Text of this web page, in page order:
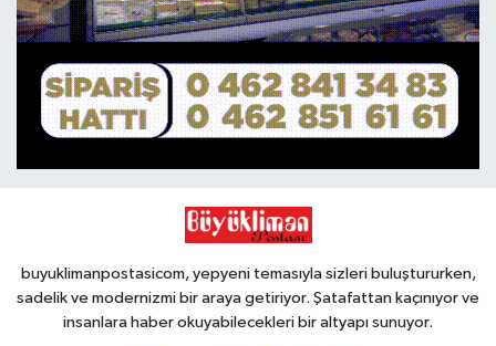
buyuklimanpostasicom, yepyeni temasıyla sizleri buluştururken,
sadelik ve modernizmi bir araya getiriyor. Şatafattan kaçınıyor ve
insanlara haber okuyabilecekleri bir altyapı sunuyor.